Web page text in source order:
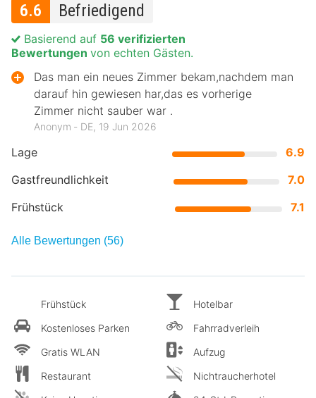
6.6 Befriedigend
Lage
6.9
Gastfreundlichkeit
7.0
Frühstück
7.1
Basierend auf 56 verifizierten
Bewertungen von echten Gästen.
Das man ein neues Zimmer bekam,nachdem man
darauf hin gewiesen har,das es vorherige
Zimmer nicht sauber war .
Anonym ‐ DE, 19 Jun 2026
Alle Bewertungen (56)
Frühstück
Kostenloses Parken
Gratis WLAN
Restaurant
Hotelbar
Fahrradverleih
Aufzug
Nichtraucherhotel